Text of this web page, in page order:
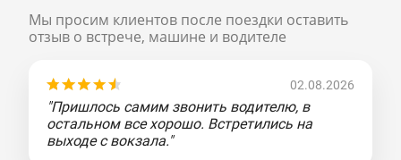
Мы просим клиентов после поездки оставить
отзыв о встрече, машине и водителе
02.08.2026
"Пришлось самим звонить водителю, в
остальном все хорошо. Встретились на
выходе с вокзала."